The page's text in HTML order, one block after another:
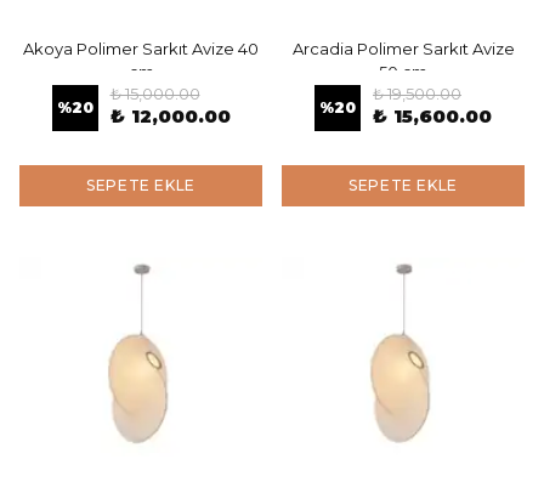
Akoya Polimer Sarkıt Avize 40
cm
%20
₺ 15,000.00
₺ 12,000.00
SEPETE EKLE
Arcadia Polimer Sarkıt Avize
50 cm
%20
₺ 19,500.00
₺ 15,600.00
SEPETE EKLE